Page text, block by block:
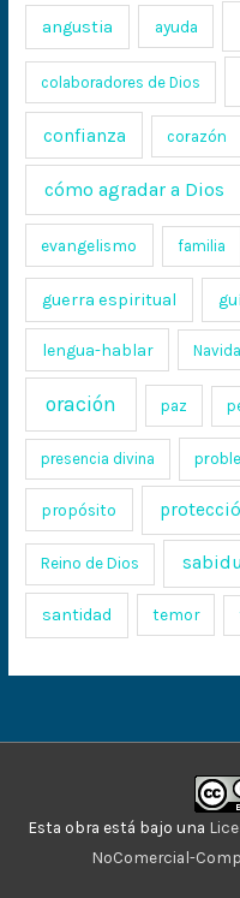
angustia ayuda
colaboradores de Dios
confianza corazón
cómo agradar a Dios
evangelismo familia
guerra espiritual
lengua-hablar
oración paz
presencia divina
propósito
Reino de Dios
santidad temor
Esta obra está bajo una
NoComercial-